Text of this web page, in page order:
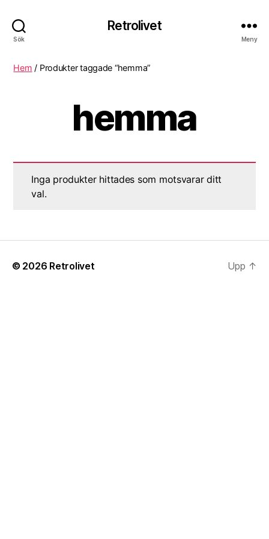
Sök
Retrolivet
Meny
Hem / Produkter taggade “hemma”
hemma
Inga produkter hittades som motsvarar ditt
val.
© 2026 Retrolivet Upp ↑